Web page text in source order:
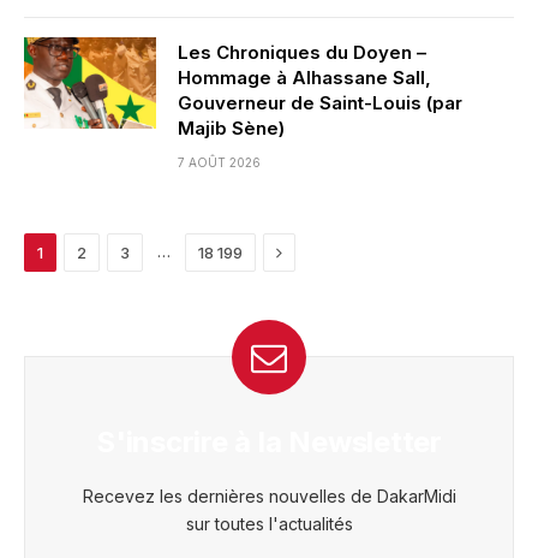
Les Chroniques du Doyen –
Hommage à Alhassane Sall,
Gouverneur de Saint-Louis (par
Majib Sène)
7 AOÛT 2026
1 2 3 … 18 199 Next
Recevez les dernières nouvelles de DakarMidi
sur toutes l'actualités